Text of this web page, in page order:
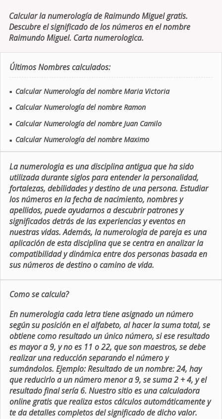
Calcular la numerología de Raimundo Miguel gratis.
Descubre el significado de los números en el nombre
Raimundo Miguel. Carta numerologica.
Últimos Nombres calculados:
■ Calcular Numerología del nombre Maria Victoria
■ Calcular Numerología del nombre Ramon
■ Calcular Numerología del nombre Juan Camilo
■ Calcular Numerología del nombre Maximo
La numerologia es una disciplina antigua que ha sido
utilizada durante siglos para entender la personalidad,
fortalezas, debilidades y destino de una persona. Estudiar
los números en la fecha de nacimiento, nombres y
apellidos, puede ayudarnos a descubrir patrones y
significados detrás de las experiencias y eventos en
nuestras vidas. Además, la numerologia de pareja es una
aplicación de esta disciplina que se centra en analizar la
compatibilidad y dinámica entre dos personas basada en
sus números de destino o camino de vida.
Como se calcula?
En numerologia cada letra tiene asignado un número
según su posición en el alfabeto, al hacer la suma total, se
obtiene como resultado un único número, si ese resultado
es mayor a 9, y no es 11 o 22, que son maestros, se debe
realizar una reducción separando el número y
sumándolos. Ejemplo: Resultado de un nombre: 24, hay
que reducirlo a un número menor a 9, se suma 2 + 4, y el
resultado final sería 6. Nuestro sitio es una calculadora
online gratis que realiza estos cálculos automáticamente y
te da detalles completos del significado de dicho valor.